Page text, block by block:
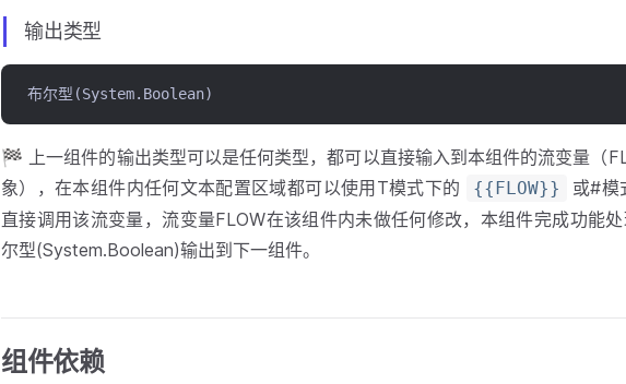
输出类型
布尔型(System.Boolean)
🏁 上一组件的输出类型可以是任何类型，都可以直接输入到本组件的流变量（
象），在本组件内任何文本配置区域都可以使用T模式下的
{{FLOW}}
或#模
直接调用该流变量，流变量FLOW在该组件内未做任何修改，本组件完成功能
尔型(System.Boolean)输出到下一组件。
组件依赖